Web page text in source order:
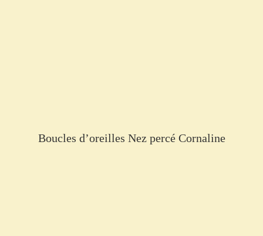
Boucles d’oreilles Nez percé Cornaline
€